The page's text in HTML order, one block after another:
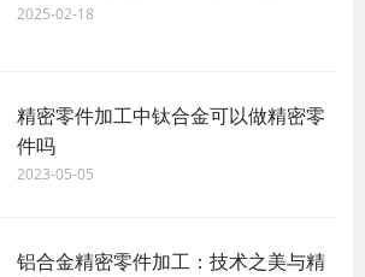
2025-02-18
精密零件加工中钛合金可以做精密零
件吗
2023-05-05
铝合金精密零件加工：技术之美与精